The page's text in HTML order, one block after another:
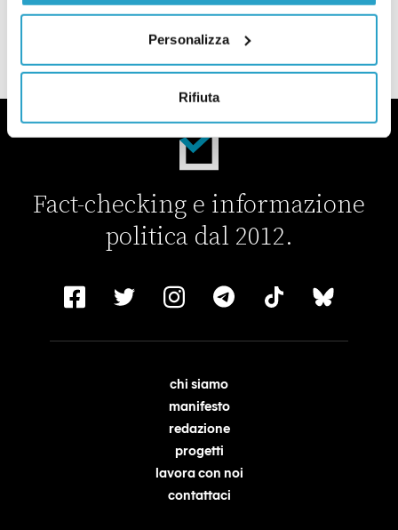
Personalizza
Rifiuta
Fact-checking e informazione
politica dal 2012.
chi siamo
manifesto
redazione
progetti
lavora con noi
contattaci